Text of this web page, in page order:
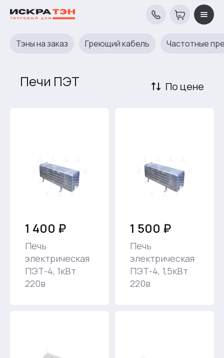
Тэны на заказ Греющий кабель Частотные
Печи ПЭТ По цене
1 400 ₽
Печь
электрическая
ПЭТ-4, 1кВт
220в
1 500 ₽
Печь
электрическая
ПЭТ-4, 1,5кВт
220в